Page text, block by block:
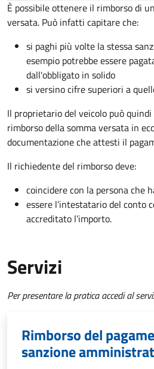
È possibile ottenere il rimborso di
versata. Può infatti capitare che:
si paghi più volte la stessa
esempio potrebbe essere
dall'obbligato in solido
si versino cifre superiori a
Il proprietario del veicolo può
rimborso della somma versata in
documentazione che attesti il
Il richiedente del rimborso deve:
coincidere con la persona che
essere l’intestatario del conto
accreditato l’importo.
Servizi
Per presentare la pratica accedi al
Rimborso del
sanzione